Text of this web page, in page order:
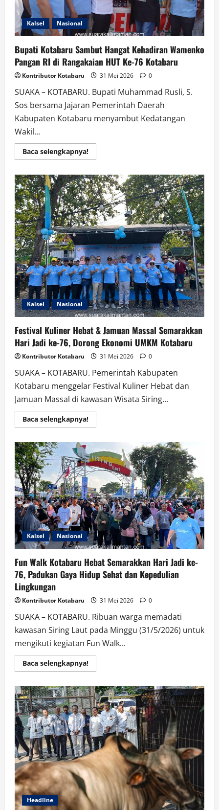
Kalsel Nasional
Bupati Kotabaru Sambut Hangat Kehadiran Wamenko
Pangan RI di Rangakaian HUT Ke-76 Kotabaru
Kontributor Kotabaru 31 Mei 2026 0
SUAKA – KOTABARU. Bupati Muhammad Rusli, S.
Sos bersama Jajaran Pemerintah Daerah
Kabupaten Kotabaru menyambut Kedatangan
Wakil...
Baca selengkapnya!Read
more
Kotabaru
Sambut
Hangat
Kehadiran
Wamenko
Pangan
RI
di
Rangakaian
HUT
Ke-
76
Kotabaru
Kalsel Nasional
Festival Kuliner Hebat & Jamuan Massal Semarakkan
Hari Jadi ke-76, Dorong Ekonomi UMKM Kotabaru
Kontributor Kotabaru 31 Mei 2026 0
SUAKA – KOTABARU. Pemerintah Kabupaten
Kotabaru menggelar Festival Kuliner Hebat dan
Jamuan Massal di kawasan Wisata Siring...
Baca selengkapnya!Read
more
Hebat
&
Jamuan
Massal
Semarakkan
Hari
Jadi
ke-
76,
Dorong
Ekonomi
UMKM
Kotabaru
Kalsel Nasional
Fun Walk Kotabaru Hebat Semarakkan Hari Jadi ke-
76, Padukan Gaya Hidup Sehat dan Kepedulian
Lingkungan
Kontributor Kotabaru 31 Mei 2026 0
SUAKA – KOTABARU. Ribuan warga memadati
kawasan Siring Laut pada Minggu (31/5/2026) untuk
mengikuti kegiatan Fun Walk...
Baca selengkapnya!Read
more
Walk
Kotabaru
Hebat
Semarakkan
Hari
Jadi
ke-
76,
Padukan
Gaya
Hidup
Sehat
dan
Kepedulian
Lingkungan
Headline